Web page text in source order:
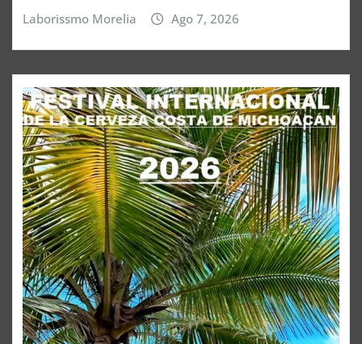
Laborissmo Morelia Ago 7, 2026